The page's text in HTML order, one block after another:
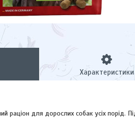
Характеристики
раціон для дорослих собак усіх порід.